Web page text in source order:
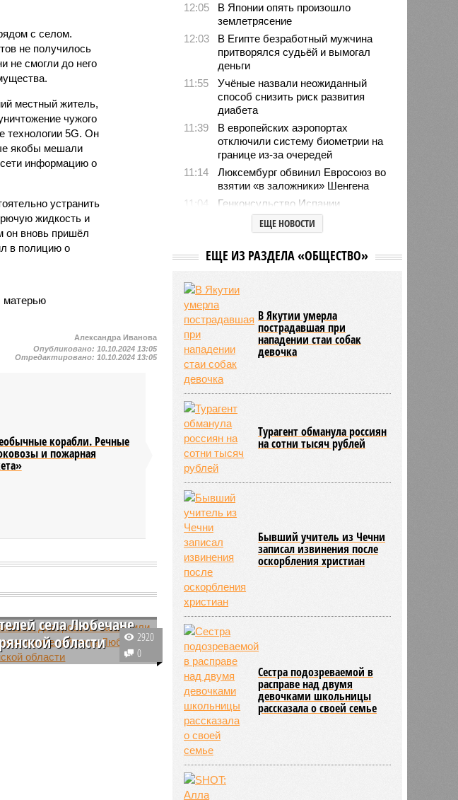
с селом.
не получилось
не смогли до него
местный житель,
чужого
технологии 5G. Он
якобы мешали
информацию о
устранить
жидкость и
он вновь пришёл
в полицию о
матерью
Александра Иванова
Опубликовано: 10.10.2024 13:05
Отредактировано: 10.10.2024 13:05
корабли. Речные
и пожарная
диверсанты
села Любечане
области
украинская диверсионно-
2920
0
12:05
В Японии опять произошло
землетрясение
12:03
В Египте безработный мужчина
притворялся судьёй и вымогал
деньги
11:55
Учёные назвали неожиданный
способ снизить риск развития
диабета
11:39
В европейских аэропортах
отключили систему биометрии на
границе из-за очередей
11:14
Люксембург обвинил Евросоюз во
взятии «в заложники» Шенгена
11:04
Генконсульство Испании
выпустило предупреждение для
россиян
ближайшее время урегулировать
10:31
Инфантино извинился перед
советом ФИФА за попытку
провернуть скандальную сделку
10:26
В Польше рассказали о тренде
нападений на украинцев в стране
ЕЩЕ НОВОСТИ
ЕЩЕ ИЗ РАЗДЕЛА «ОБЩЕСТВО»
В Якутии умерла
пострадавшая при
нападении стаи собак
девочка
Турагент обманула россиян
на сотни тысяч рублей
Бывший учитель из Чечни
записал извинения после
оскорбления христиан
Сестра подозреваемой в
расправе над двумя
девочками школьницы
рассказала о своей семье